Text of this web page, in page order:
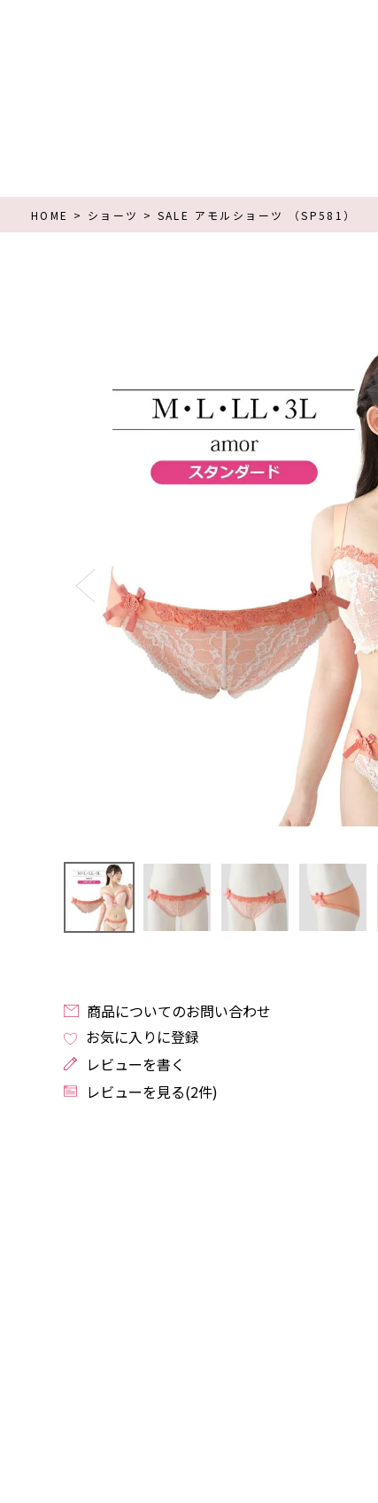
HOME ショーツ SALE アモルショーツ （SP581）
商品についてのお問い合わせ
お気に入りに登録
レビューを書く
レビューを見る(2件)